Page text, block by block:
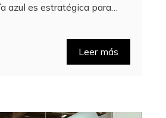
azul es estratégica para…
Leer más